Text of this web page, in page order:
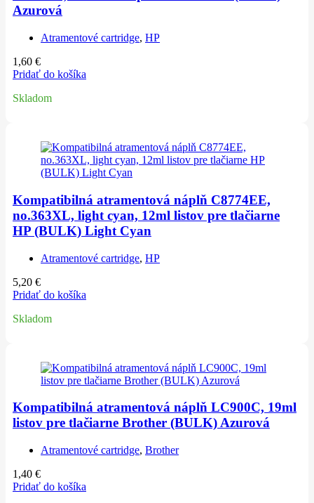
Azurová
Atramentové cartridge, HP
1,60 €
Pridať do košíka
Skladom
Kompatibilná atramentová náplň C8774EE,
no.363XL, light cyan, 12ml listov pre tlačiarne
HP (BULK) Light Cyan
Atramentové cartridge, HP
5,20 €
Pridať do košíka
Skladom
Kompatibilná atramentová náplň LC900C, 19ml
listov pre tlačiarne Brother (BULK) Azurová
Atramentové cartridge, Brother
1,40 €
Pridať do košíka